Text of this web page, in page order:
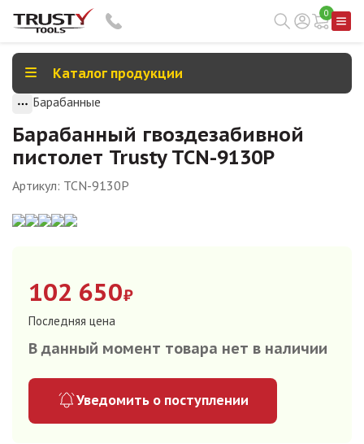
0
Каталог продукции
Барабанные
Барабанный гвоздезабивной
пистолет Trusty TCN-9130P
Артикул: TCN-9130P
102 650₽
Последняя цена
В данный момент товара нет в наличии
Уведомить о поступлении